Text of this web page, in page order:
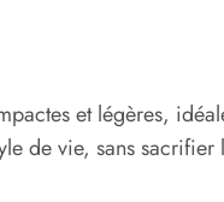
et légères,
de vie, sans